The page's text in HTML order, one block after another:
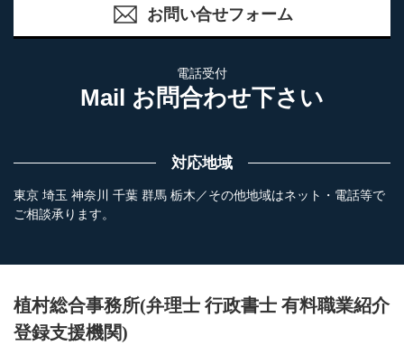
お問い合せフォーム
電話受付
Mail お問合わせ下さい
対応地域
東京 埼玉 神奈川 千葉 群馬 栃木／その他地域はネット・電話等で
ご相談承ります。
植村総合事務所(弁理士 行政書士 有料職業紹介
登録支援機関)